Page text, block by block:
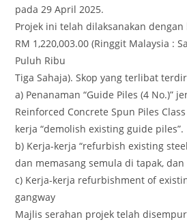
pada 29 April 2025.
Projek ini telah dilaksanakan
RM 1,220,003.00 (Ringgit Malaysia :
Puluh Ribu
Tiga Sahaja). Skop yang terlibat
a) Penanaman “Guide Piles (4 No.)”
Reinforced Concrete Spun Piles
kerja “demolish existing guide piles”.
b) Kerja-kerja “refurbish existing
dan memasang semula di tapak, dan
c) Kerja-kerja refurbishment of
gangway
Majlis serahan projek telah